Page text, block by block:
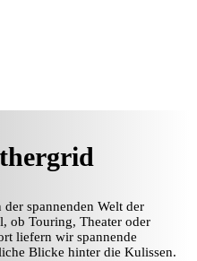
spannenden Welt der
ob Touring, Theater oder
liefern wir spannende
Blicke hinter die Kulissen.